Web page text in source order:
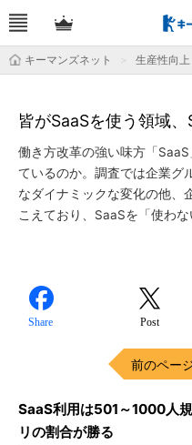
キーマンズネット 生産性向上
皆がSaaSを使う領域
働き方改革の強い味方「
ているのか。調査では企業グ
なダイナミックな変化の他、
こえており、SaaSを「使わ
Share Post
前のペー
SaaS利用は501～1000人
リの割合が勝る